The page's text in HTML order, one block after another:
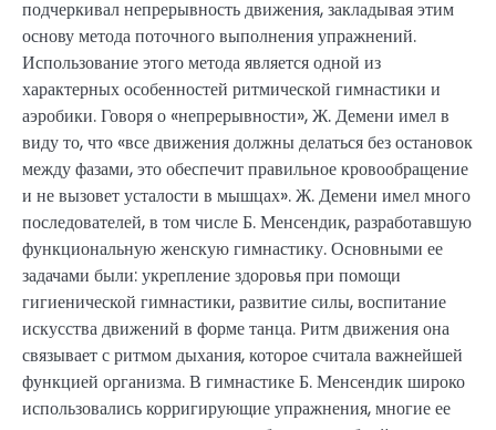
подчеркивал непрерывность движения, закладывая этим
основу метода поточного выполнения упражнений.
Использование этого метода является одной из
характерных особенностей ритмической гимнастики и
аэробики. Говоря о «непрерывности», Ж. Демени имел в
виду то, что «все движения должны делаться без остановок
между фазами, это обеспечит правильное кровообращение
и не вызовет усталости в мышцах». Ж. Демени имел много
последователей, в том числе Б. Менсендик, разработавшую
функциональную женскую гимнастику. Основными ее
задачами были: укрепление здоровья при помощи
гигиенической гимнастики, развитие силы, воспитание
искусства движений в форме танца. Ритм движения она
связывает с ритмом дыхания, которое считала важнейшей
функцией организма. В гимнастике Б. Менсендик широко
использовались корригирующие упражнения, многие ее